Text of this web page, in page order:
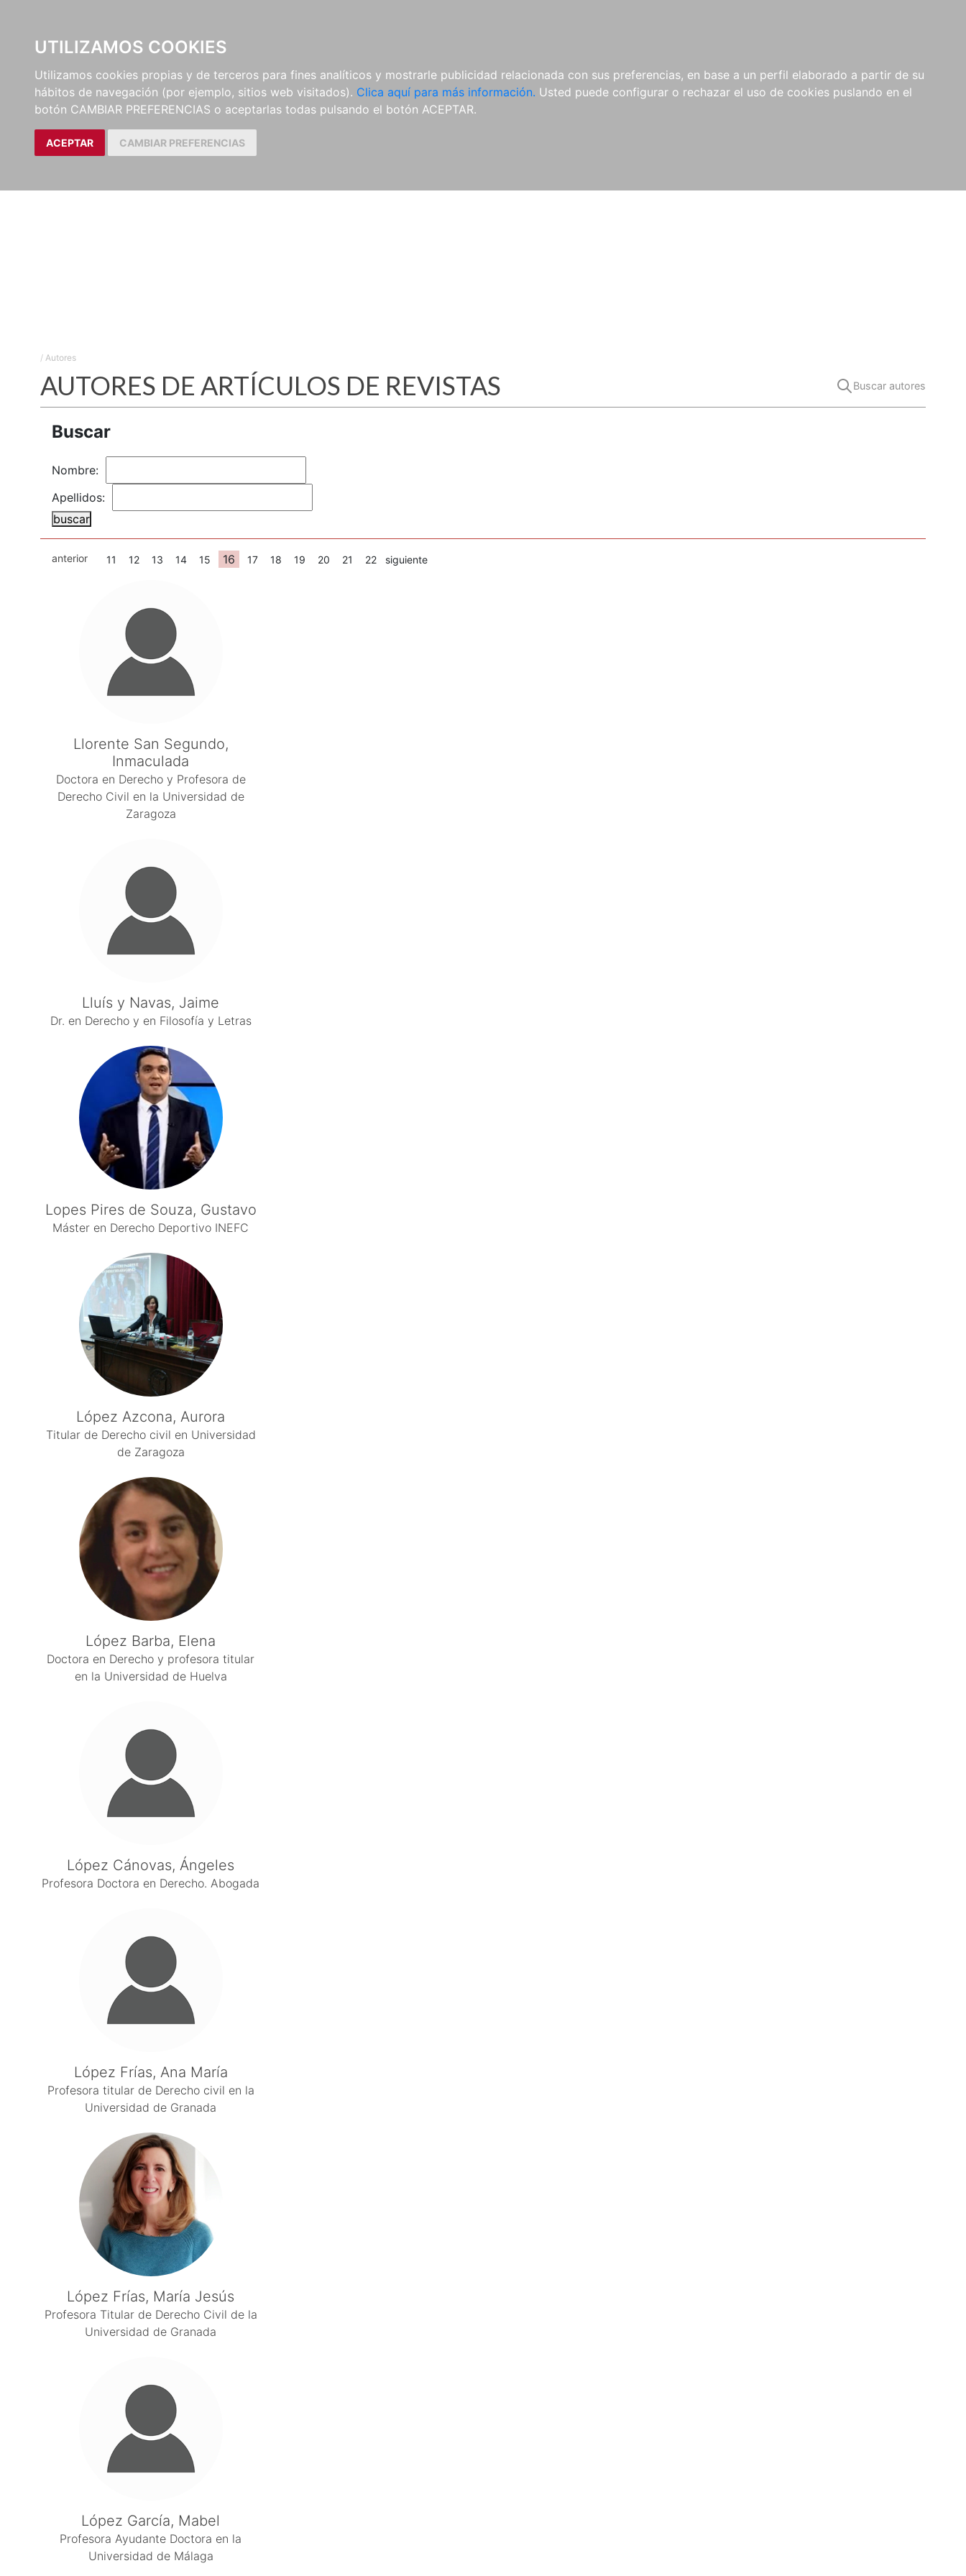
UTILIZAMOS COOKIES
Utilizamos cookies propias y de terceros para fines analíticos y mostrarle publicidad relacionada con sus preferencias, en base a un perfil elaborado a partir de su
hábitos de navegación (por ejemplo, sitios web visitados). Clica aquí para más información. Usted puede configurar o rechazar el uso de cookies puslando en el
botón CAMBIAR PREFERENCIAS o aceptarlas todas pulsando el botón ACEPTAR.
ACEPTAR CAMBIAR PREFERENCIAS
EDITORIAL E-BOOKS
ArtículosRevista de Derecho PrivadoRevista Española de Derecho Deportivo
/ Autores
AUTORES DE ARTÍCULOS DE REVISTAS Buscar autores
Buscar
Nombre:
Apellidos:
buscar
anterior 11 12 13 14 15 16 17 18 19 20 21 22 siguiente
Llorente San Segundo,
Inmaculada
Doctora en Derecho y Profesora de
Derecho Civil en la Universidad de
Zaragoza
Lluís y Navas, Jaime
Dr. en Derecho y en Filosofía y Letras
Lopes Pires de Souza, Gustavo
Máster en Derecho Deportivo INEFC
López Azcona, Aurora
Titular de Derecho civil en Universidad
de Zaragoza
López Barba, Elena
Doctora en Derecho y profesora titular
en la Universidad de Huelva
López Cánovas, Ángeles
Profesora Doctora en Derecho. Abogada
López Frías, Ana María
Profesora titular de Derecho civil en la
Universidad de Granada
López Frías, María Jesús
Profesora Titular de Derecho Civil de la
Universidad de Granada
López García, Mabel
Profesora Ayudante Doctora en la
Universidad de Málaga